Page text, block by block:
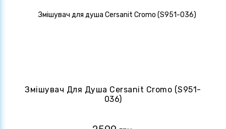
Змішувач Для Душа Cersanit Cromo (S951-
036)